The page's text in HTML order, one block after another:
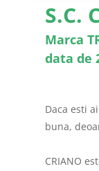
S.C.
Marca
data de
Daca esti
buna,
CRIANO